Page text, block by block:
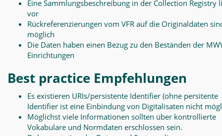
Eine Sammlungsbeschreibung in der Collection Registry
vor
Rückreferenzierungen vom VFR auf die Originaldaten
möglich
Die Daten haben einen Bezug zu den Beständen der
Einrichtungen
Best practice Empfehlungen
Es existieren URIs/persistente Identifier (ohne persitente
Identifier ist eine Einbindung von Digitalisaten nicht
Möglichst viele Informationen sollten über kontrollierte
Vokabulare und Normdaten erschlossen sein.